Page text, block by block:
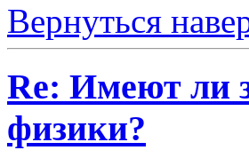
Вернуться
Re: Имеют ли
физики?